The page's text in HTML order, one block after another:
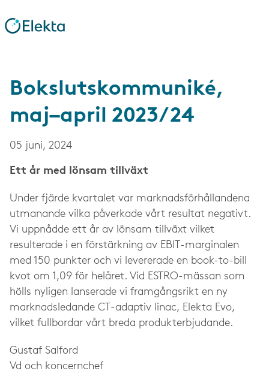
Bokslutskommuniké,
maj–april 2023/24
05 juni, 2024
Ett år med lönsam tillväxt
Under fjärde kvartalet var marknadsförhållandena
utmanande vilka påverkade vårt resultat negativt.
Vi uppnådde ett år av lönsam tillväxt vilket
resulterade i en förstärkning av EBIT-marginalen
med 150 punkter och vi levererade en book-to-bill
kvot om 1,09 för helåret. Vid ESTRO-mässan som
hölls nyligen lanserade vi framgångsrikt en ny
marknadsledande CT-adaptiv linac, Elekta Evo,
vilket fullbordar vårt breda produkterbjudande.
Gustaf Salford
Vd och koncernchef